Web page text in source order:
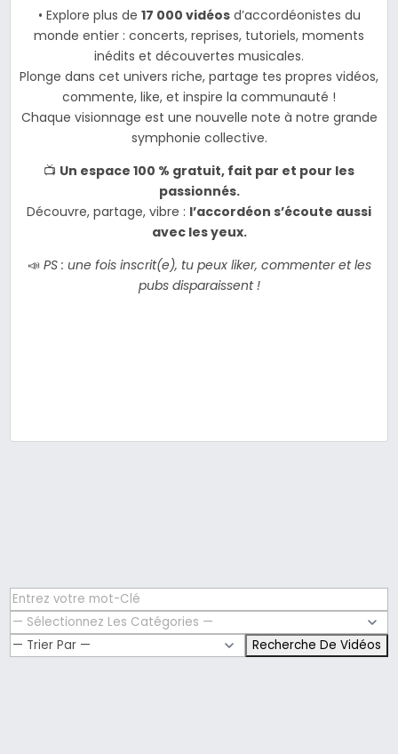
• Explore plus de 17 000 vidéosd’accordéonistes du
monde entier : concerts, reprises, tutoriels, moments
inédits et découvertes musicales.
Plonge dans cet univers riche, partage tes propres vidéos,
commente, like, et inspire la communauté !
Chaque visionnage est une nouvelle note à notre grande
symphonie collective.
📺 Un espace 100 % gratuit, fait par et pour les
passionnés.
Découvre, partage, vibre : l’accordéon s’écoute aussi
avec les yeux.
📣 PS : une fois inscrit(e), tu peux liker, commenter et les
pubs disparaissent !